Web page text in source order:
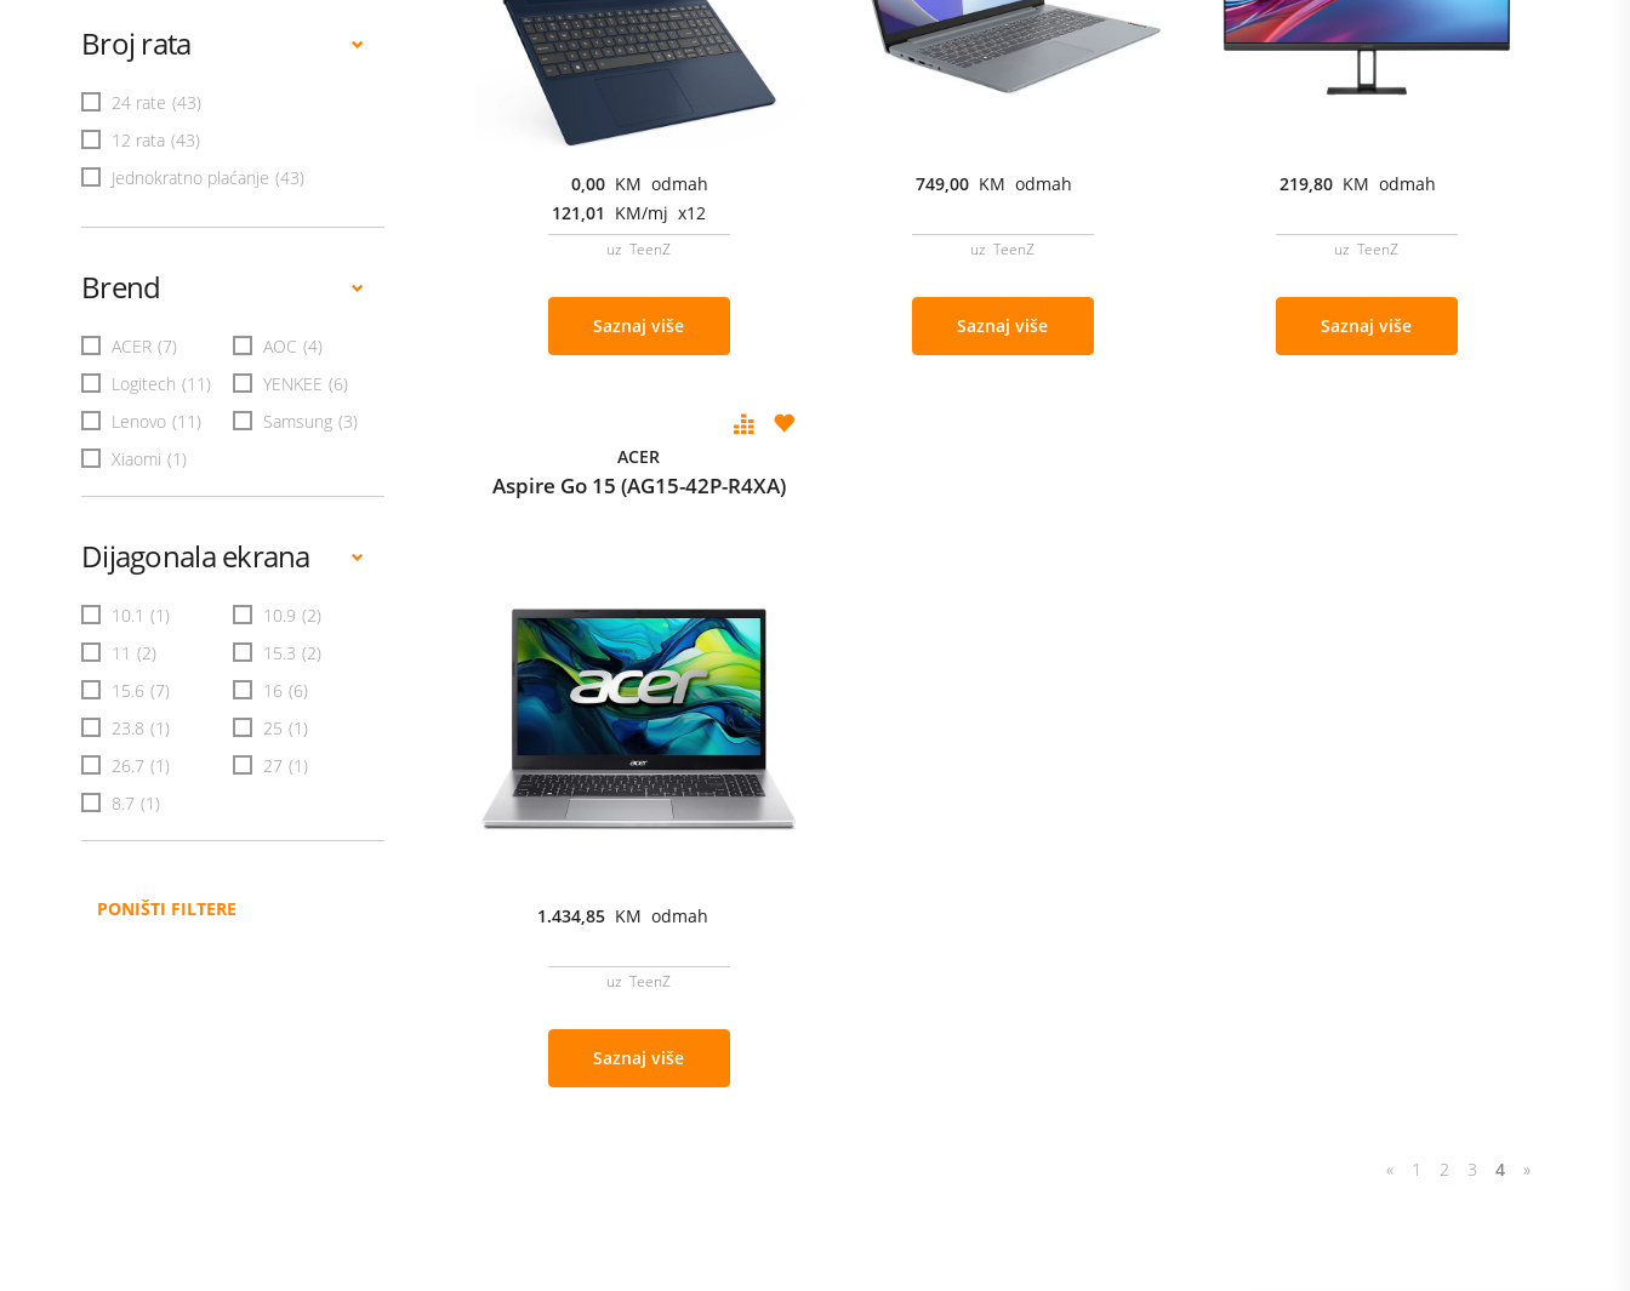
Broj rata
24 rate (43)
12 rata (43)
Jednokratno plaćanje (43)
Brend
ACER (7) AOC (4)
Logitech (11) YENKEE (6)
Lenovo (11) Samsung (3)
Xiaomi (1)
Dijagonala ekrana
10.1 (1) 10.9 (2)
11 (2) 15.3 (2)
15.6 (7) 16 (6)
23.8 (1) 25 (1)
26.7 (1) 27 (1)
8.7 (1)
PONIŠTI FILTERE
0,00 KM odmah
121,01 KM/mj x12
uz TeenZ
Saznaj više
749,00 KM odmah
uz TeenZ
Saznaj više
219,80 KM odmah
uz TeenZ
Saznaj više
ACER
Aspire Go 15 (AG15-42P-R4XA)
1.434,85 KM odmah
uz TeenZ
Saznaj više
« 1 2 3 4 »